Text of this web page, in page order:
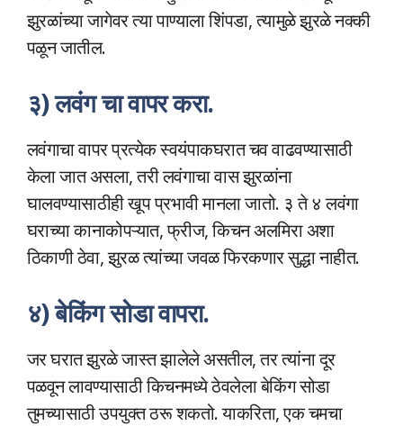
झुरळांच्या जागेवर त्या पाण्याला शिंपडा, त्यामुळे झुरळे नक्की
पळून जातील.
३) लवंग चा वापर करा.
लवंगाचा वापर प्रत्येक स्वयंपाकघरात चव वाढवण्यासाठी
केला जात असला, तरी लवंगाचा वास झुरळांना
घालवण्यासाठीही खूप प्रभावी मानला जातो. ३ ते ४ लवंगा
घराच्या कानाकोपऱ्यात, फ्रीज, किचन अलमिरा अशा
ठिकाणी ठेवा, झुरळ त्यांच्या जवळ फिरकणार सुद्धा नाहीत.
४) बेकिंग सोडा वापरा.
जर घरात झुरळे जास्त झालेले असतील, तर त्यांना दूर
पळवून लावण्यासाठी किचनमध्ये ठेवलेला बेकिंग सोडा
तुमच्यासाठी उपयुक्त ठरू शकतो. याकरिता, एक चमचा